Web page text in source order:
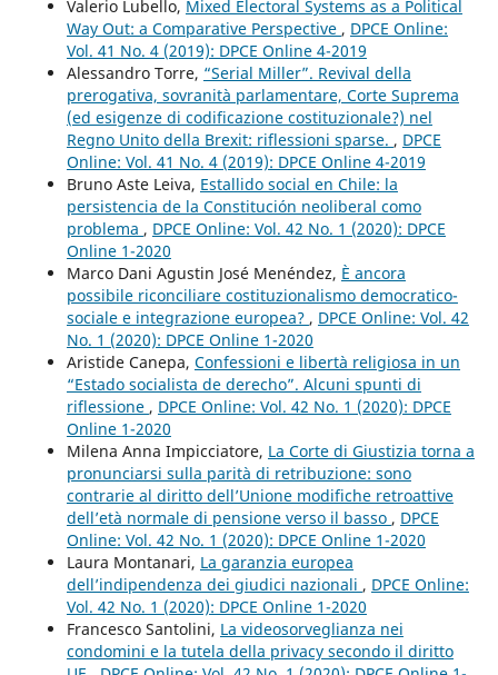
Valerio Lubello, Mixed Electoral Systems as a Political
Way Out: a Comparative Perspective , DPCE Online:
Vol. 41 No. 4 (2019): DPCE Online 4-2019
Alessandro Torre, “Serial Miller”. Revival della
prerogativa, sovranità parlamentare, Corte Suprema
(ed esigenze di codificazione costituzionale?) nel
Regno Unito della Brexit: riflessioni sparse. , DPCE
Online: Vol. 41 No. 4 (2019): DPCE Online 4-2019
Bruno Aste Leiva, Estallido social en Chile: la
persistencia de la Constitución neoliberal como
problema , DPCE Online: Vol. 42 No. 1 (2020): DPCE
Online 1-2020
Marco Dani Agustin José Menéndez, È ancora
possibile riconciliare costituzionalismo democratico-
sociale e integrazione europea? , DPCE Online: Vol. 42
No. 1 (2020): DPCE Online 1-2020
Aristide Canepa, Confessioni e libertà religiosa in un
“Estado socialista de derecho”. Alcuni spunti di
riflessione , DPCE Online: Vol. 42 No. 1 (2020): DPCE
Online 1-2020
Milena Anna Impicciatore, La Corte di Giustizia torna a
pronunciarsi sulla parità di retribuzione: sono
contrarie al diritto dell’Unione modifiche retroattive
dell’età normale di pensione verso il basso , DPCE
Online: Vol. 42 No. 1 (2020): DPCE Online 1-2020
Laura Montanari, La garanzia europea
dell’indipendenza dei giudici nazionali , DPCE Online:
Vol. 42 No. 1 (2020): DPCE Online 1-2020
Francesco Santolini, La videosorveglianza nei
condomini e la tutela della privacy secondo il diritto